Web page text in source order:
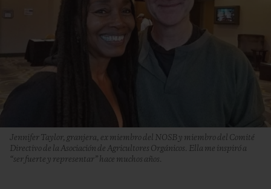
Jennifer Taylor, granjera, ex miembro del NOSB y miembro del Comité
Directivo de la Asociación de Agricultores Orgánicos. Ella me inspiró a
“ser fuerte y representar” hace muchos años.